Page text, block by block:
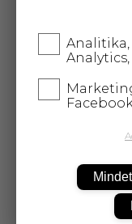
A termék
25 000 Ft